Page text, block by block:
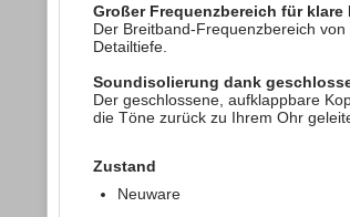
Großer Frequenzbereich für klare
Der Breitband-Frequenzbereich
Detailtiefe.
Soundisolierung dank
Der geschlossene, aufklappbare
die Töne zurück zu Ihrem Ohr
Zustand
Neuware